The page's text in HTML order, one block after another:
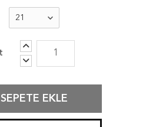
SEPETE EKLE